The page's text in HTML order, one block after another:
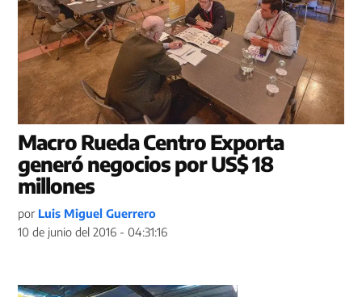
Macro Rueda Centro Exporta
generó negocios por US$ 18
millones
por Luis Miguel Guerrero
10 de junio del 2016 - 04:31:16